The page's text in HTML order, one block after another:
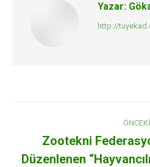
Yazar:
http://
navigation
ÖNCEKI
Zootekni
Düzenlenen